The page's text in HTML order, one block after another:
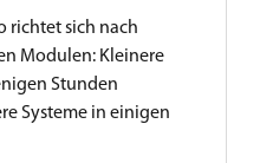
richtet sich nach
Modulen: Kleinere
Stunden
Systeme in einigen